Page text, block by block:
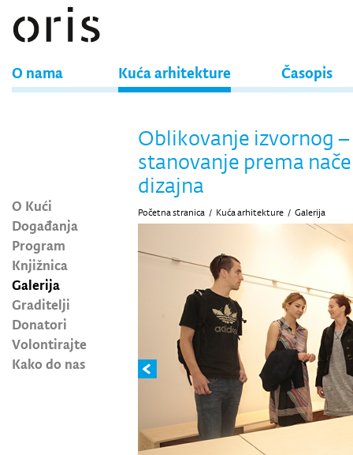
O nama Kuća arhitekture Časopis
O Kući
Događanja
Program
Knjižnica
Galerija
Graditelji
Donatori
Volontirajte
Kako do nas
Oblikovanje izvornog –
stanovanje prema
dizajna
Početna stranica / Kuća arhitekture / Galerija